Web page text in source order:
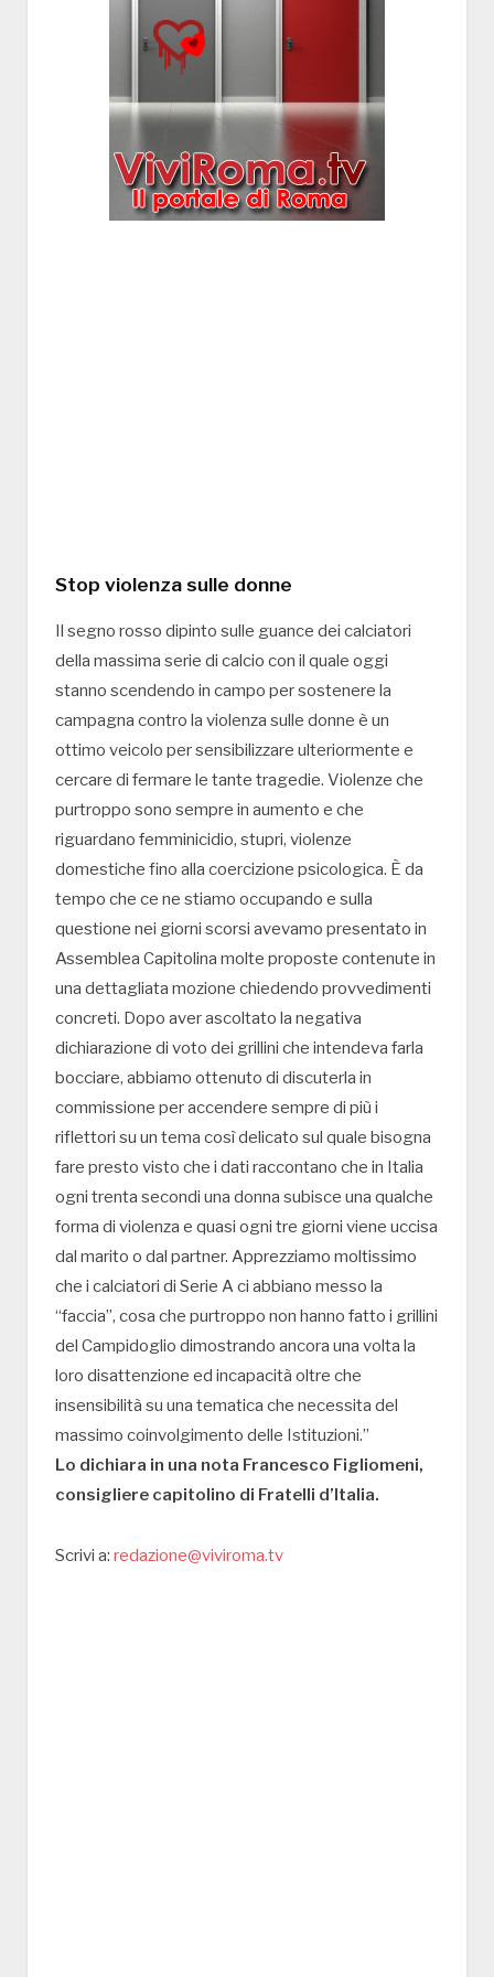
Stop violenza sulle donne
Il segno rosso dipinto sulle guance dei calciatori
della massima serie di calcio con il quale oggi
stanno scendendo in campo per sostenere la
campagna contro la violenza sulle donne è un
ottimo veicolo per sensibilizzare ulteriormente e
cercare di fermare le tante tragedie. Violenze che
purtroppo sono sempre in aumento e che
riguardano femminicidio, stupri, violenze
domestiche fino alla coercizione psicologica. È da
tempo che ce ne stiamo occupando e sulla
questione nei giorni scorsi avevamo presentato in
Assemblea Capitolina molte proposte contenute in
una dettagliata mozione chiedendo provvedimenti
concreti. Dopo aver ascoltato la negativa
dichiarazione di voto dei grillini che intendeva farla
bocciare, abbiamo ottenuto di discuterla in
commissione per accendere sempre di più i
riflettori su un tema così delicato sul quale bisogna
fare presto visto che i dati raccontano che in Italia
ogni trenta secondi una donna subisce una qualche
forma di violenza e quasi ogni tre giorni viene uccisa
dal marito o dal partner. Apprezziamo moltissimo
che i calciatori di Serie A ci abbiano messo la
“faccia”, cosa che purtroppo non hanno fatto i grillini
del Campidoglio dimostrando ancora una volta la
loro disattenzione ed incapacità oltre che
insensibilità su una tematica che necessita del
massimo coinvolgimento delle Istituzioni.”
Lo dichiara in una nota Francesco Figliomeni,
consigliere capitolino di Fratelli d’Italia.
Scrivi a: redazione@viviroma.tv